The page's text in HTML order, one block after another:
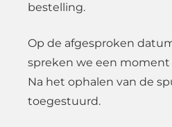
bestelling.
Op de afgesproken
spreken we een moment
Na het ophalen van de
toegestuurd.